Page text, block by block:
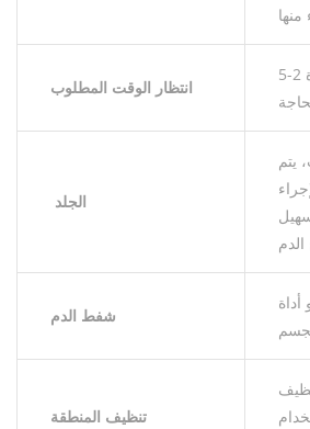
انتظار الوقت المطلوب
يُترك الكوب لمدة 2-5
الجلد
يتم
شفط الدم
تنظيف المنطقة